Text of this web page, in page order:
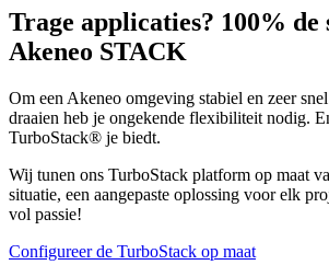
Trage applicaties? 100% de
Akeneo STACK
Om een Akeneo omgeving stabiel en zeer
draaien heb je ongekende flexibiliteit nodig.
TurboStack® je biedt.
Wij tunen ons TurboStack platform op maat
situatie, een aangepaste oplossing voor elk
vol passie!
Configureer de TurboStack op maat